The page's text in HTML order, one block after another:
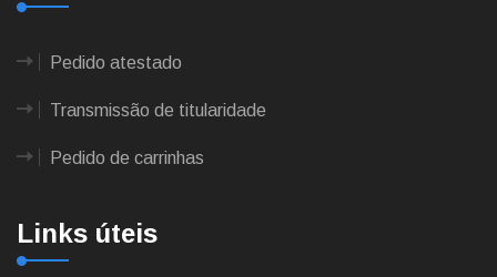
Pedido atestado
Transmissão de titularidade
Pedido de carrinhas
Links úteis